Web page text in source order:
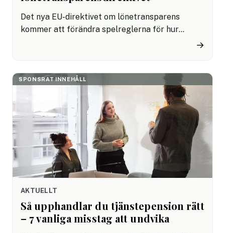
Det nya EU-direktivet om lönetransparens
kommer att förändra spelreglerna för hur
som gäller. Det kom in en mängd frågor – och
här sammanfattar vi de vanligaste för att klara
ut vad som gäller.
→
SPONSRAT INNEHÅLL
AKTUELLT
Så upphandlar du tjänstepension rätt
– 7 vanliga misstag att undvika